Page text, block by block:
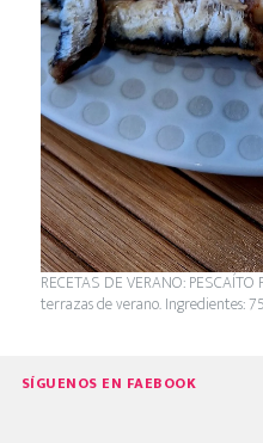
RECETAS DE VERANO:
terrazas de verano. Ingredientes:
SÍGUENOS EN FAEBOOK